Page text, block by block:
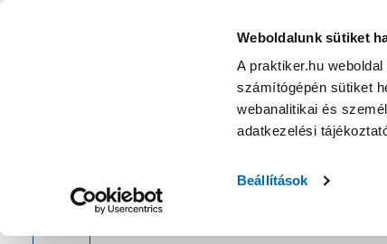
Weboldalunk sütiket
A praktiker.hu
számítógépén sütiket
webanalitikai és
adatkezelési
Beállítások
Nyereményjáték